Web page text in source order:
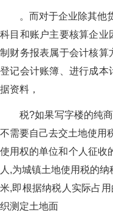
。而对于企业除其他
科目和账户主要核算企业
制财务报表属于会计核算
登记会计账簿、进行成本
据资料，
税?如果写字楼的纯
不需要自己去交土地使用
使用权的单位和个人征收
人,为城镇土地使用税的
米,即根据纳税人实际占
织测定土地面